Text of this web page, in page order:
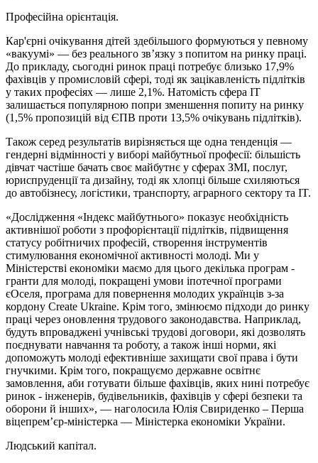
Професійна орієнтація.
Кар'єрні очікування дітей здебільшого формуються у певному
«вакуумі» — без реального зв’язку з попитом на ринку праці.
До прикладу, сьогодні ринок праці потребує близько 17,9%
фахівців у промисловій сфері, тоді як зацікавленість підлітків
у таких професіях — лише 2,1%. Натомість сфера IT
залишається популярною попри зменшення попиту на ринку
(1,5% пропозицій від ЄПВ проти 13,5% очікувань підлітків).
Також серед результатів вирізняється ще одна тенденція —
гендерні відмінності у виборі майбутньої професії: більшість
дівчат частіше бачать своє майбутнє у сферах ЗМІ, послуг,
юриспруденції та дизайну, тоді як хлопці більше схиляються
до автобізнесу, логістики, транспорту, аграрного сектору та IT.
«Дослідження «Індекс майбутнього» показує необхідність
активнішої роботи з профорієнтації підлітків, підвищення
статусу робітничих професій, створення інструментів
стимулювання економічної активності молоді. Ми у
Міністерстві економіки маємо для цього декілька програм -
гранти для молоді, покращені умови іпотечної програми
єОселя, програма для повернення молодих українців з-за
кордону Create Ukraine. Крім того, змінюємо підходи до ринку
праці через оновлення трудового законодавства. Наприклад,
будуть впроваджені учнівські трудові договори, які дозволять
поєднувати навчання та роботу, а також інші норми, які
допоможуть молоді ефективніше захищати свої права і бути
гнучкими. Крім того, покращуємо державне освітнє
замовлення, аби готувати більше фахівців, яких нині потребує
ринок - інженерів, будівельників, фахівців у сфері безпеки та
оборони й інших», — наголосила Юлія Свириденко – Перша
віцепрем’єр-міністерка — Міністерка економіки України.
Людський капітал.